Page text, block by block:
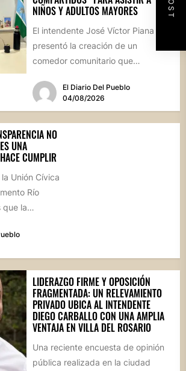
NIÑOS Y ADULTOS MAYORES
El intendente José Víctor Piana
presentó la creación de un
comedor comunitario que
Salón...
El Diario Del Pueblo
04/08/2026
NO
UNA
CUMPLIR
Unión Cívica
Río
que la
LIDERAZGO FIRME Y OPOSICIÓN
FRAGMENTADA: UN RELEVAMIENTO
PRIVADO UBICA AL INTENDENTE
DIEGO CARBALLO CON UNA AMPLIA
VENTAJA EN VILLA DEL ROSARIO
Una reciente encuesta de opinión
pública realizada en la ciudad